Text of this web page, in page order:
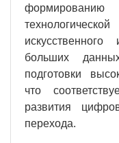
искусственного
больших
подготовки
что
развития
перехода.